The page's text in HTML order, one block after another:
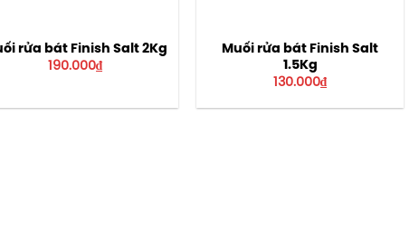
rửa bát Finish Salt 2Kg
190.000₫
Muối rửa bát Finish Salt
1.5Kg
130.000₫